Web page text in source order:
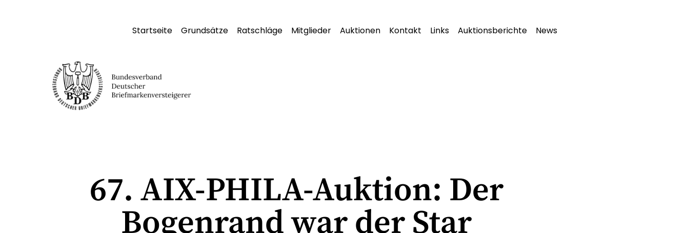
Startseite Grundsätze Ratschläge Mitglieder Auktionen Kontakt Links Auktionsberichte News
67. AIX-PHILA-Auktion: Der
Bogenrand war der Star